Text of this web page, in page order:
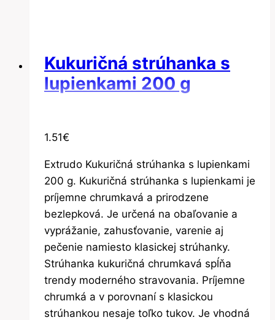
Kukuričná strúhanka s
lupienkami 200 g
1.51€
Extrudo Kukuričná strúhanka s lupienkami
200 g. Kukuričná strúhanka s lupienkami je
príjemne chrumkavá a prirodzene
bezlepková. Je určená na obaľovanie a
vyprážanie, zahusťovanie, varenie aj
pečenie namiesto klasickej strúhanky.
Strúhanka kukuričná chrumkavá spĺňa
trendy moderného stravovania. Príjemne
chrumká a v porovnaní s klasickou
strúhankou nesaje toľko tukov. Je vhodná